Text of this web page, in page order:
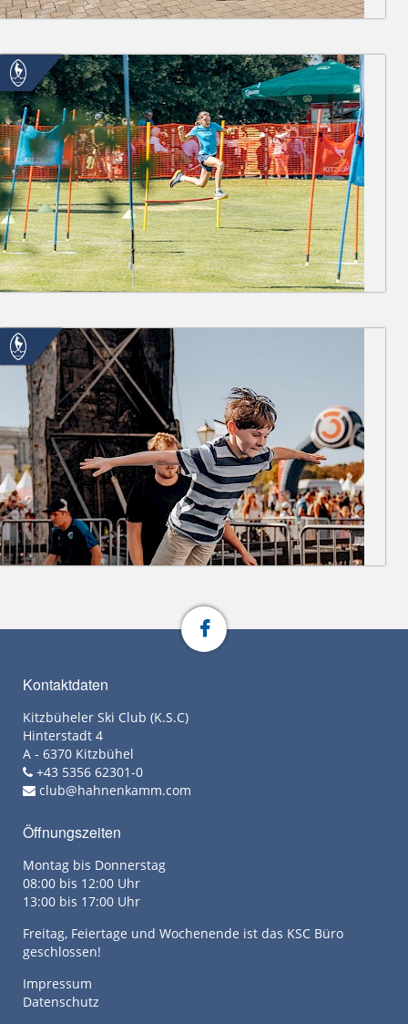
Kontaktdaten
Kitzbüheler Ski Club (K.S.C)
Hinterstadt 4
A - 6370 Kitzbühel
+43 5356 62301-0
club@hahnenkamm.com
Öffnungszeiten
Montag bis Donnerstag
08:00 bis 12:00 Uhr
13:00 bis 17:00 Uhr
Freitag, Feiertage und Wochenende ist das KSC Büro
geschlossen!
Impressum
Datenschutz